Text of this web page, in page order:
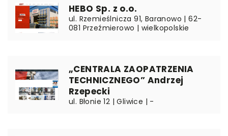
HEBO Sp. z o.o.
ul. Rzemieślnicza 91, Baranowo | 62-
081 Przeźmierowo | wielkopolskie
„CENTRALA ZAOPATRZENIA
TECHNICZNEGO” Andrzej
Rzepecki
ul. Błonie 12 | Gliwice | -